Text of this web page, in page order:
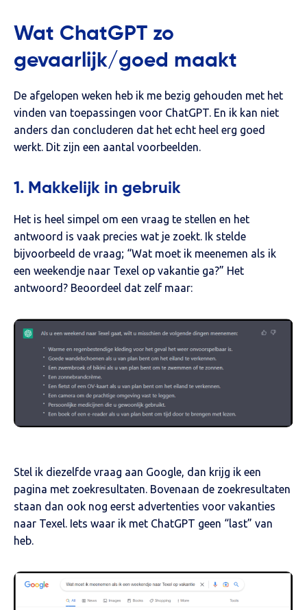
Wat ChatGPT zo
gevaarlijk/goed maakt
De afgelopen weken heb ik me bezig gehouden met het
vinden van toepassingen voor ChatGPT. En ik kan niet
anders dan concluderen dat het echt heel erg goed
werkt. Dit zijn een aantal voorbeelden.
1. Makkelijk in gebruik
Het is heel simpel om een vraag te stellen en het
antwoord is vaak precies wat je zoekt. Ik stelde
bijvoorbeeld de vraag; “Wat moet ik meenemen als ik
een weekendje naar Texel op vakantie ga?” Het
antwoord? Beoordeel dat zelf maar:
Stel ik diezelfde vraag aan Google, dan krijg ik een
pagina met zoekresultaten. Bovenaan de zoekresultaten
staan dan ook nog eerst advertenties voor vakanties
naar Texel. Iets waar ik met ChatGPT geen “last” van
heb.